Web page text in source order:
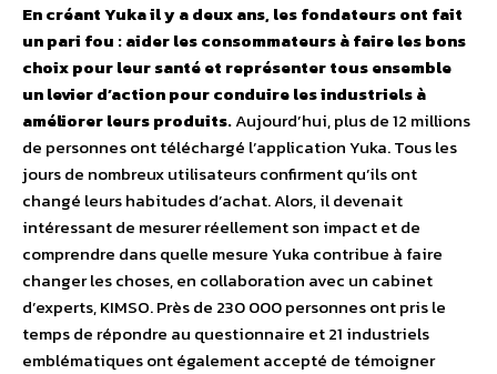
En créant Yuka il y a deux ans, les fondateurs ont fait
un pari fou : aider les consommateurs à faire les bons
choix pour leur santé et représenter tous ensemble
un levier d’action pour conduire les industriels à
améliorer leurs produits.Aujourd’hui, plus de 12 millions
de personnes ont téléchargé l’application Yuka. Tous les
jours de nombreux utilisateurs confirment qu’ils ont
changé leurs habitudes d’achat. Alors, il devenait
intéressant de mesurer réellement son impact et de
comprendre dans quelle mesure Yuka contribue à faire
changer les choses, en collaboration avec un cabinet
d’experts, KIMSO. Près de 230 000 personnes ont pris le
temps de répondre au questionnaire et 21 industriels
emblématiques ont également accepté de témoigner